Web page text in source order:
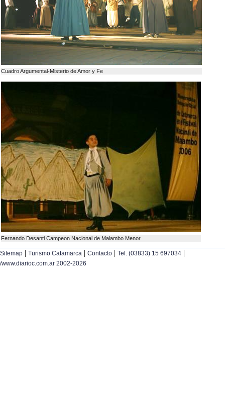
Cuadro Argumental-Misterio de Amor y Fe
Fernando Desanti Campeon Nacional de Malambo Menor
Sitemap | Turismo Catamarca | Contacto | Tel. (03833) 15 697034 |
/www.diarioc.com.ar 2002-2026